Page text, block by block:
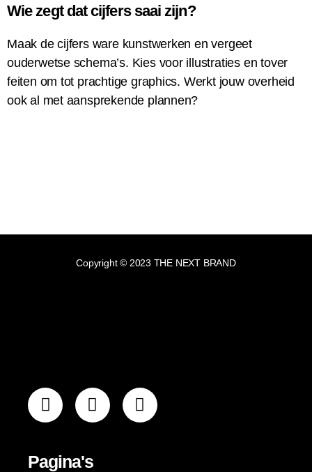
Wie zegt dat cijfers saai zijn?
Maak de cijfers ware kunstwerken en vergeet
ouderwetse schema’s. Kies voor illustraties en tover
feiten om tot prachtige graphics. Werkt jouw overheid
ook al met aansprekende plannen?
Copyright © 2023 THE NEXT BRAND
Pagina's